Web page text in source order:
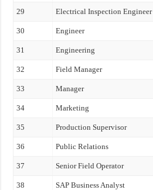
29 Electrical Inspection Engineer
30 Engineer
31 Engineering
32 Field Manager
33 Manager
34 Marketing
35 Production Supervisor
36 Public Relations
37 Senior Field Operator
38 SAP Business Analyst